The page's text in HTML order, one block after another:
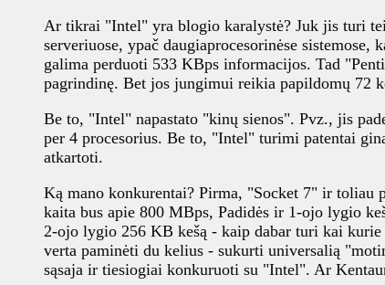
Ar tikrai "Intel" yra blogio karalystė? Juk jis turi
serveriuose, ypač daugiaprocesorinėse
galima perduoti 533 KBps informacijos. Tad
pagrindinę. Bet jos jungimui reikia papildomų 72
Be to, "Intel" napastato "kinų sienos". Pvz., jis
per 4 procesorius. Be to, "Intel" turimi patentai
atkartoti.
Ką mano konkurentai? Pirma, "Socket 7" ir toliau
kaita bus apie 800 MBps, Padidės ir 1-ojo lygio
2-ojo lygio 256 KB kešą - kaip dabar turi kai
verta paminėti du kelius - sukurti universalią
sąsaja ir tiesiogiai konkuruoti su "Intel". Ar